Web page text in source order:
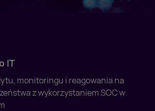
IT
monitoringu i reagowania na
z wykorzystaniem SOC w